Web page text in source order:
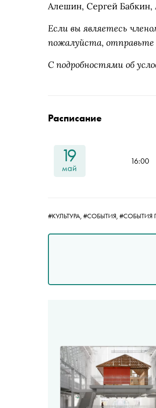
Алешин, Сергей Бабкин,
Если вы являетесь
пожалуйста, отправьте
С подробностями об
Расписание
19
май
16:00
#КУЛЬТУРА, #СОБЫТИЯ, #СОБЫТИЯ